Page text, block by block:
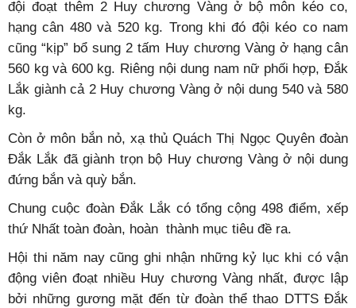
đội đoạt thêm 2 Huy chương Vàng ở bộ môn kéo co,
hạng cân 480 và 520 kg. Trong khi đó đội kéo co nam
cũng “kịp” bổ sung 2 tấm Huy chương Vàng ở hạng cân
560 kg và 600 kg. Riêng nội dung nam nữ phối hợp, Đắk
Lắk giành cả 2 Huy chương Vàng ở nội dung 540 và 580
kg.
Còn ở môn bắn nỏ, xạ thủ Quách Thị Ngọc Quyên đoàn
Đắk Lắk đã giành trọn bộ Huy chương Vàng ở nội dung
đứng bắn và quỳ bắn.
Chung cuộc đoàn Đắk Lắk có tổng cộng 498 điểm, xếp
thứ Nhất toàn đoàn, hoàn thành mục tiêu đề ra.
Hội thi năm nay cũng ghi nhận những kỷ lục khi có vận
động viên đoạt nhiều Huy chương Vàng nhất, được lập
bởi những gương mặt đến từ đoàn thể thao DTTS Đắk